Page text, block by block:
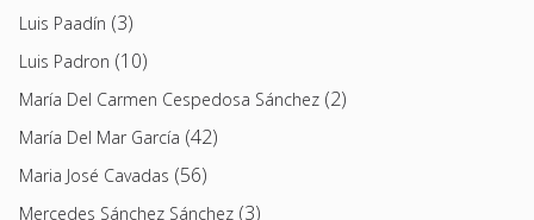
Luis Paadín (3)
Luis Padron (10)
María Del Carmen Cespedosa Sánchez (2)
María Del Mar García (42)
Maria José Cavadas (56)
Mercedes Sánchez Sánchez (3)